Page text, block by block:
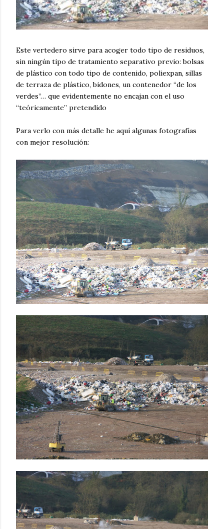
Este vertedero sirve para acoger todo tipo de residuos,
sin ningún tipo de tratamiento separativo previo: bolsas
de plástico con todo tipo de contenido, poliexpan, sillas
de terraza de plástico, bidones, un contenedor “de los
verdes”… que evidentemente no encajan con el uso
“teóricamente” pretendido
Para verlo con más detalle he aquí algunas fotografías
con mejor resolución: